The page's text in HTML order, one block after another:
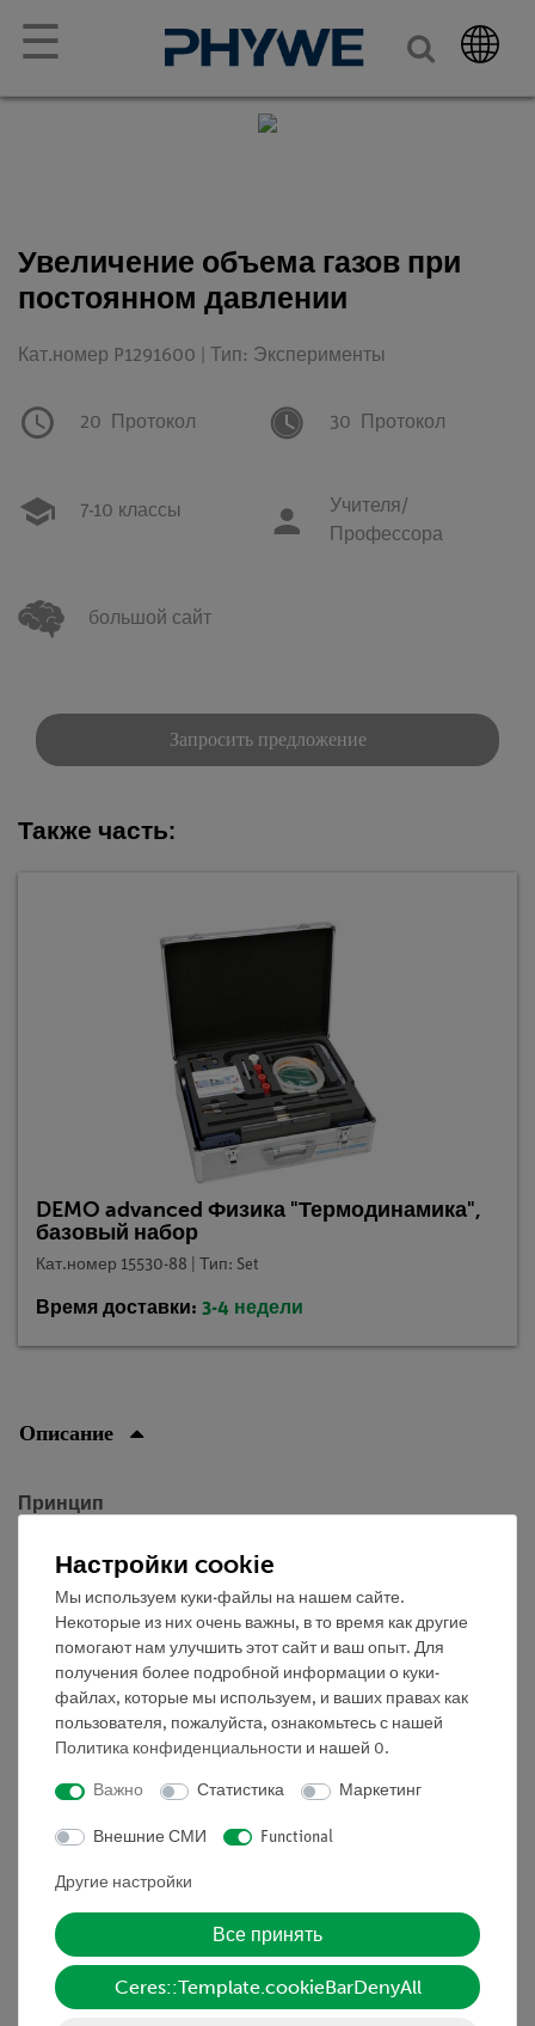
☰
Увеличение объема газов при
постоянном давлении
Кат.номер P1291600 | Тип: Эксперименты
20 Протокол 30 Протокол
7-10 классы
Учителя/
Профессора
большой сайт
Запросить предложение
Также часть:
DEMO advanced Физика "Термодинамика",
базовый набор
Кат.номер 15530-88 | Тип: Set
Время доставки: 3-4 недели
Описание
Принцип
увеличению объема, так и к увеличению давления.
Изменение может быть показано с помощью
манометра с подвижными рычагами. В этом
эксперименте давление поддерживается постоянным,
поэтому изменение термодинамического состояния
является изобарным процессом.
экспериментов: преобразование из горизонтального в
• Надежное крепление горелок и горячих сосудов
• Стеклянное оборудование, уровни жидкости и
текучие жидкости можно легко наблюдать на
Настройки cookie
Мы используем куки-файлы на нашем сайте.
Некоторые из них очень важны, в то время как другие
помогают нам улучшить этот сайт и ваш опыт. Для
получения более подробной информации о куки-
файлах, которые мы используем, и ваших правах как
пользователя, пожалуйста, ознакомьтесь с нашей
Политика конфиденциальности и нашей 0.
Важно Статистика Маркетинг
Внешние СМИ Functional
Другие настройки
Все принять
Ceres::Template.cookieBarDenyAll